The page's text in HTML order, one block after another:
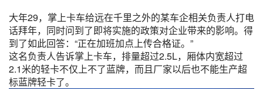
大年29，掌上卡车给远在千里之外的某车企相关负责人打电
话拜年，同时问到了即将实施的政策对企业带来的影响。得
到了如此回答：“正在加班加点上传合格证。”
这名负责人告诉掌上卡车，排量超过2.5L，厢体内宽超过
2.1米的轻卡不仅上不了蓝牌，而且厂家以后也不能生产超
标蓝牌轻卡了。